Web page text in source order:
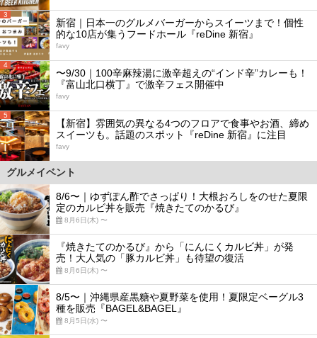
3
新宿｜日本一のグルメバーガーからスイーツまで！個性
的な10店が集うフードホール『reDine 新宿』
favy
4
〜9/30｜100辛麻辣湯に激辛超えの“インド辛”カレーも！
『富山北口横丁』で激辛フェス開催中
favy
5
【新宿】雰囲気の異なる4つのフロアで食事やお酒、締め
スイーツも。話題のスポット『reDine 新宿』に注目
favy
グルメイベント
8/6〜｜ゆずぽん酢でさっぱり！大根おろしをのせた夏限
定のカルビ丼を販売『焼きたてのかるび』
8月6日(木) 〜
『焼きたてのかるび』から「にんにくカルビ丼」が発
売！大人気の「豚カルビ丼」も待望の復活
8月6日(木) 〜
8/5〜｜沖縄県産黒糖や夏野菜を使用！夏限定ベーグル3
種を販売『BAGEL&BAGEL』
8月5日(水) 〜